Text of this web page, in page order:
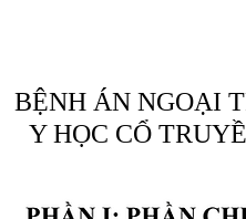
BỆNH ÁN NGOẠI
Y HỌC CỔ